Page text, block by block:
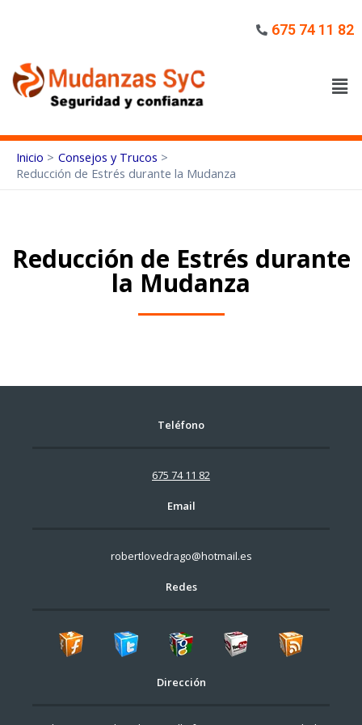
675 74 11 82
Inicio
Consejos y Trucos
Reducción de Estrés durante la Mudanza
Reducción de Estrés durante
la Mudanza
Teléfono
675 74 11 82
Email
robertlovedrago@hotmail.es
Redes
Dirección